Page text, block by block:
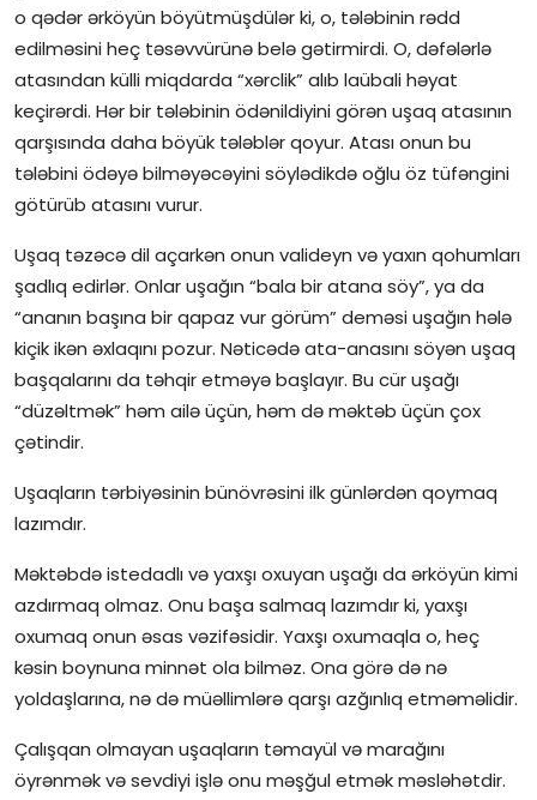
o qədər ərköyün böyütmüşdülər ki, o, tələbinin rədd
edilməsini heç təsəvvürünə belə gətirmirdi. O, dəfələrlə
atasından külli miqdarda “xərclik” alıb laübali həyat
keçirərdi. Hər bir tələbinin ödənildiyini görən uşaq atasının
qarşısında daha böyük tələblər qoyur. Atası onun bu
tələbini ödəyə bilməyəcəyini söylədikdə oğlu öz tüfəngini
götürüb atasını vurur.
Uşaq təzəcə dil açarkən onun valideyn və yaxın qohumları
şadlıq edirlər. Onlar uşağın “bala bir atana söy”, ya da
“ananın başına bir qapaz vur görüm” deməsi uşağın hələ
kiçik ikən əxlaqını pozur. Nəticədə ata-anasını söyən uşaq
başqalarını da təhqir etməyə başlayır. Bu cür uşağı
“düzəltmək” həm ailə üçün, həm də məktəb üçün çox
çətindir.
Uşaqların tərbiyəsinin bünövrəsini ilk günlərdən qoymaq
lazımdır.
Məktəbdə istedadlı və yaxşı oxuyan uşağı da ərköyün kimi
azdırmaq olmaz. Onu başa salmaq lazımdır ki, yaxşı
oxumaq onun əsas vəzifəsidir. Yaxşı oxumaqla o, heç
kəsin boynuna minnət ola bilməz. Ona görə də nə
yoldaşlarına, nə də müəllimlərə qarşı azğınlıq etməməlidir.
Çalışqan olmayan uşaqların təmayül və marağını
öyrənmək və sevdiyi işlə onu məşğul etmək məsləhətdir.